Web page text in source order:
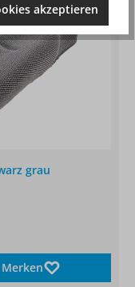
grau
Merken
akzeptieren